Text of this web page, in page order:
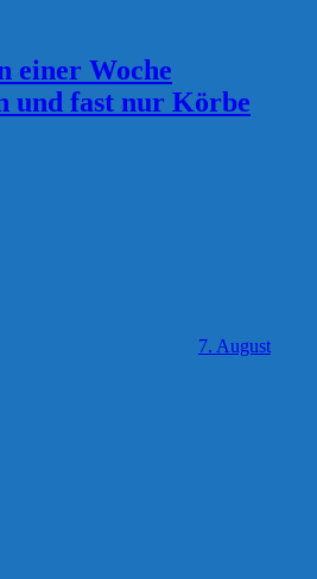
einer Woche
und fast nur Körbe
7. August